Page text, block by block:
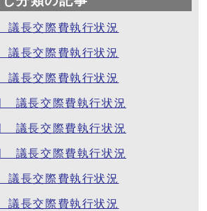
長交際費執行状況
長交際費執行状況
長交際費執行状況
議長交際費執行状況
議長交際費執行状況
議長交際費執行状況
長交際費執行状況
長交際費執行状況